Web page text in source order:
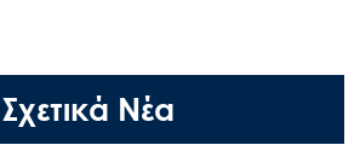
Σχετικά Νέα